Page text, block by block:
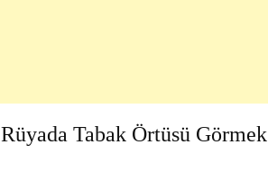
Rüyada Tabak Örtüsü Görmek